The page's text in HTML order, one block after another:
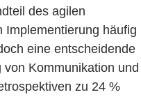
des agilen
Implementierung häufig
eine entscheidende
Kommunikation und
zu 24 %